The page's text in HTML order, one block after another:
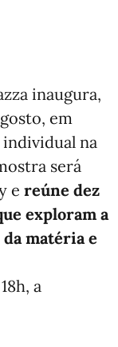
inaugura,
em
na
será
e reúne dez
exploram a
matéria e
a